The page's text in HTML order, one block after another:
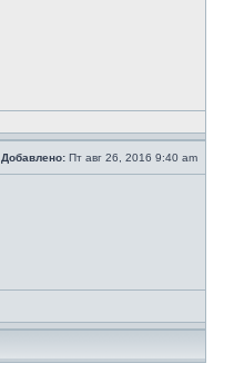
Добавлено: Пт авг 26, 2016 9:40 am